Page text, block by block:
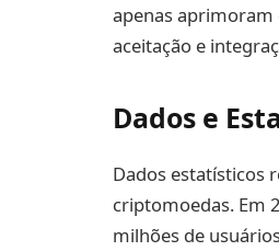
apenas
aceitação e
Dados e
Dados estatísticos
criptomoedas. Em
milhões de